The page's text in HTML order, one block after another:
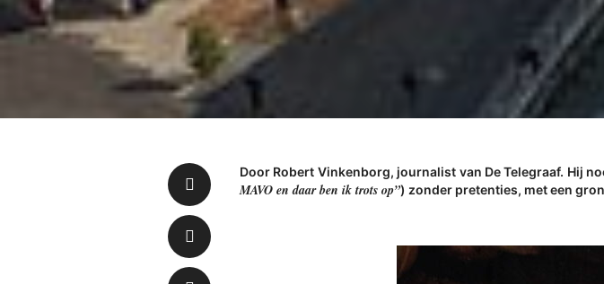
Door Robert Vinkenborg, journalist van De Telegraaf. Hij
MAVO en daar ben ik trots op”) zonder pretenties, met een